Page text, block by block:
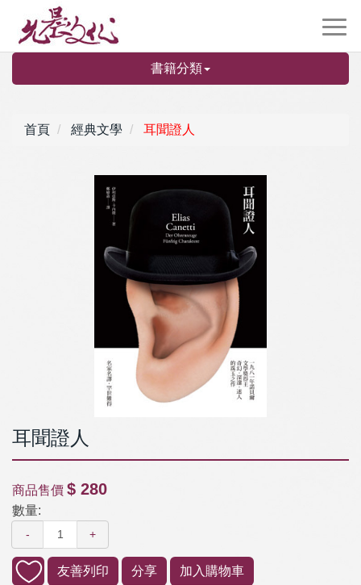
書籍分類
首頁 經典文學 耳聞證人
耳聞證人
商品售價 $ 280
數量:
- +
友善列印 分享 加入購物車